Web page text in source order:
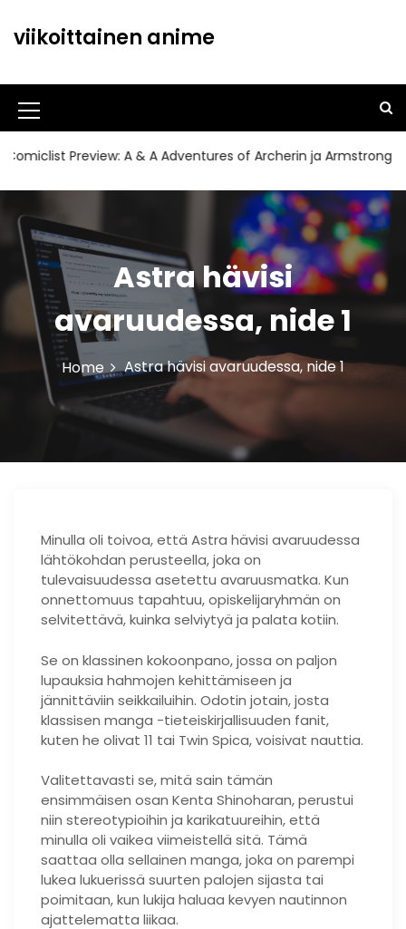
t
c
t
viikoittainen anime
M
e
n
u
I
c
o
n
Preview: A & A Adventures of Archerin ja Armstrong#11
Astra hävisi
avaruudessa, nide 1
Home Astra hävisi avaruudessa, nide 1
Minulla oli toivoa, että Astra hävisi avaruudessa
lähtökohdan perusteella, joka on
tulevaisuudessa asetettu avaruusmatka. Kun
onnettomuus tapahtuu, opiskelijaryhmän on
selvitettävä, kuinka selviytyä ja palata kotiin.
Se on klassinen kokoonpano, jossa on paljon
lupauksia hahmojen kehittämiseen ja
jännittäviin seikkailuihin. Odotin jotain, josta
klassisen manga -tieteiskirjallisuuden fanit,
kuten he olivat 11 tai Twin Spica, voisivat nauttia.
Valitettavasti se, mitä sain tämän
ensimmäisen osan Kenta Shinoharan, perustui
niin stereotypioihin ja karikatuureihin, että
minulla oli vaikea viimeistellä sitä. Tämä
saattaa olla sellainen manga, joka on parempi
lukea lukuerissä suurten palojen sijasta tai
poimitaan, kun lukija haluaa kevyen nautinnon
ajattelematta liikaa.